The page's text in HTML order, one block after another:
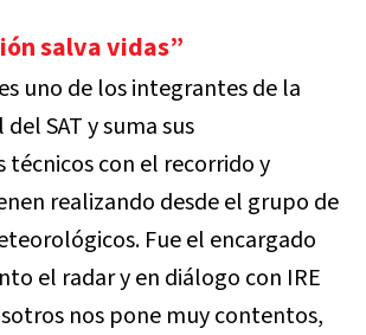
salva vidas”
uno de los integrantes de la
SAT y suma sus
técnicos con el recorrido y
realizando desde el grupo de
Fue el encargado
el radar y en diálogo con IRE
nos pone muy contentos,